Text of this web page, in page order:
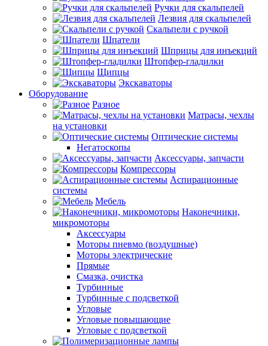
Ручки для скальпелей
Лезвия для скальпелей
Скальпели с ручкой
Шпатели
Шприцы для инъекций
Штопфер-гладилки
Щипцы
Экскаваторы
Оборудование
Разное
Матрасы, чехлы
на установки
Оптические системы
Негатоскопы
Аксессуары, запчасти
Компрессоры
Аспирационные
системы
Мебель
Наконечники,
микромоторы
Аксессуары
Моторы пневмо (воздушные)
Моторы электрические
Прямые
Смазка, очистка
Турбинные
Турбинные с подсветкой
Угловые
Угловые повышающие
Угловые с подсветкой